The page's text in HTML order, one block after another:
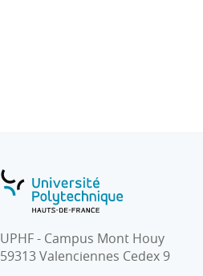
UPHF - Campus Mont Houy
59313 Valenciennes Cedex 9